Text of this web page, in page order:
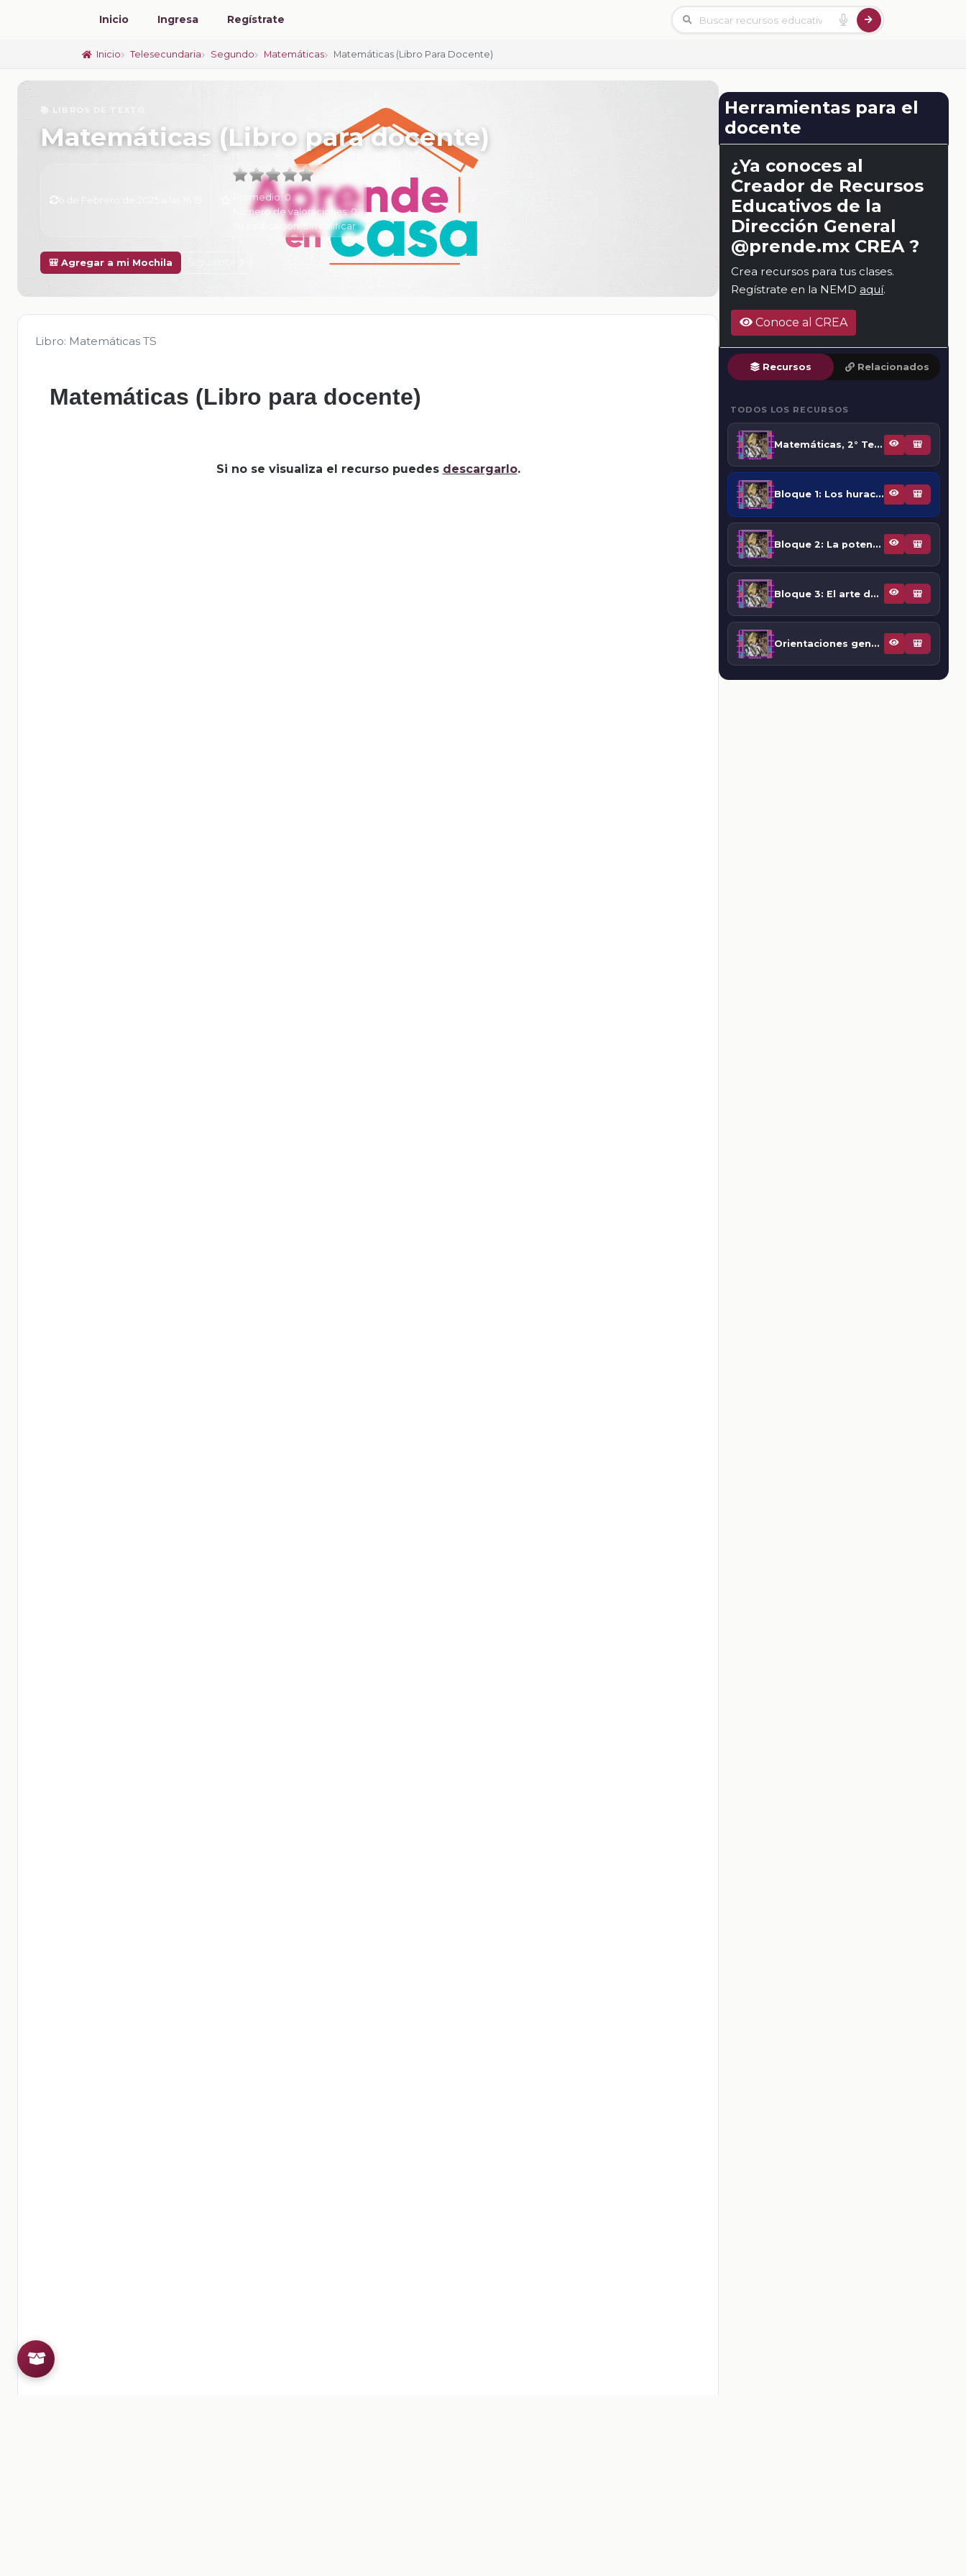
Inicio Ingresa Regístrate
Inicio Telesecundaria Segundo Matemáticas Matemáticas (Libro Para Docente)
📚 LIBROS DE TEXTO
Matemáticas (Libro para docente)
Promedio: 0
Número de valoraciones:0
Tu calificación:Sin calificar
🎒 Agregar a mi Mochila
Libro: Matemáticas TS
Matemáticas (Libro para docente)
Si no se visualiza el recurso puedes descargarlo.
Herramientas para el
docente
¿Ya conoces al
Creador de Recursos
Educativos de la
Dirección General
@prende.mx CREA ?
Crea recursos para tus clases.
Regístrate en la NEMD aquí.
Conoce al CREA
Recursos Relacionados
TODOS LOS RECURSOS
Matemáticas, 2° Telesecundaria (Libro para docente) 🎒
Bloque 1: Los huracanes y Leonardo, una unión matemática indisoluble 🎒
Bloque 2: La potencia de las matemáticas y el ajedrez 🎒
Bloque 3: El arte de las matemáticas y las matemáticas en el arte 🎒
Orientaciones generales 🎒